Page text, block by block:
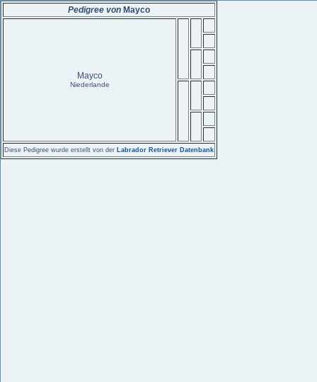
Pedigree von Mayco
Mayco
Niederlande
Diese Pedigree wurde erstellt von der Labrador Retriever Datenbank